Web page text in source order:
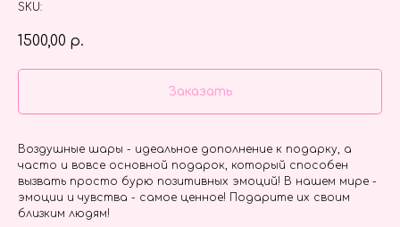
SKU:
1500,00 р.
Заказать
Воздушные шары - идеальное дополнение к подарку, а
часто и вовсе основной подарок, который способен
вызвать просто бурю позитивных эмоций! В нашем мире -
эмоции и чувства - самое ценное! Подарите их своим
близким людям!